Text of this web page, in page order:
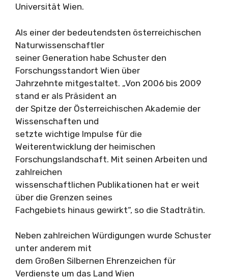
Universität Wien.
Als einer der bedeutendsten österreichischen
Naturwissenschaftler
seiner Generation habe Schuster den
Forschungsstandort Wien über
Jahrzehnte mitgestaltet. „Von 2006 bis 2009
stand er als Präsident an
der Spitze der Österreichischen Akademie der
Wissenschaften und
setzte wichtige Impulse für die
Weiterentwicklung der heimischen
Forschungslandschaft. Mit seinen Arbeiten und
zahlreichen
wissenschaftlichen Publikationen hat er weit
über die Grenzen seines
Fachgebiets hinaus gewirkt“, so die Stadträtin.
Neben zahlreichen Würdigungen wurde Schuster
unter anderem mit
dem Großen Silbernen Ehrenzeichen für
Verdienste um das Land Wien